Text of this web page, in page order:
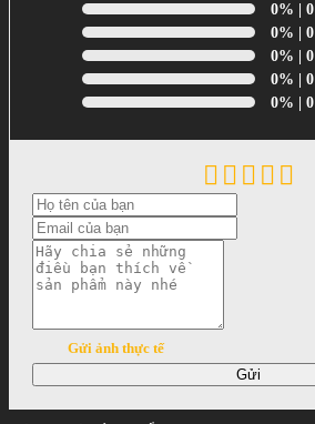
0% | 0
0% | 0
0% | 0
0% | 0
0% | 0
Gửi ảnh thực tế
Gửi